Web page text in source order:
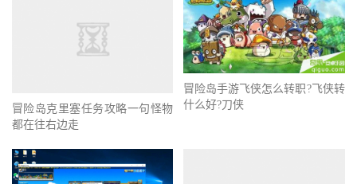
冒险岛克里塞任务攻略一句怪物
都在往右边走
冒险岛手游飞侠怎么转职?飞侠转
什么好?刀侠